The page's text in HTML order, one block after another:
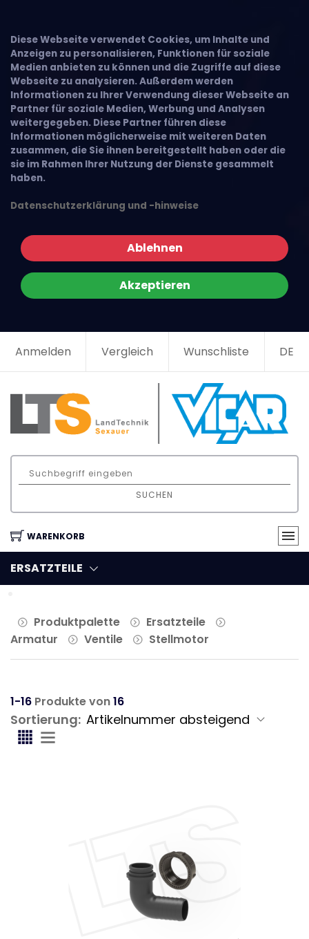
Diese Webseite verwendet Cookies, um Inhalte und
Anzeigen zu personalisieren, Funktionen für soziale
Medien anbieten zu können und die Zugriffe auf diese
Webseite zu analysieren. Außerdem werden
Informationen zu Ihrer Verwendung dieser Webseite an
Partner für soziale Medien, Werbung und Analysen
weitergegeben. Diese Partner führen diese
Informationen möglicherweise mit weiteren Daten
zusammen, die Sie ihnen bereitgestellt haben oder die
sie im Rahmen Ihrer Nutzung der Dienste gesammelt
haben.
Datenschutzerklärung und -hinweise
Ablehnen
Akzeptieren
Anmelden Vergleich Wunschliste DE
SUCHEN
WARENKORB
ERSATZTEILE
Produktpalette
Ersatzteile
Armatur
Ventile Stellmotor
1-16 Produkte von16
Sortierung: